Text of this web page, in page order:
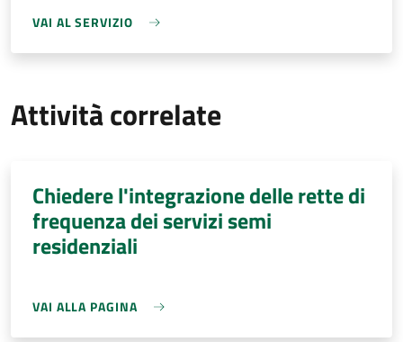
VAI AL SERVIZIO
Attività correlate
Chiedere l'integrazione delle rette di
frequenza dei servizi semi
residenziali
VAI ALLA PAGINA